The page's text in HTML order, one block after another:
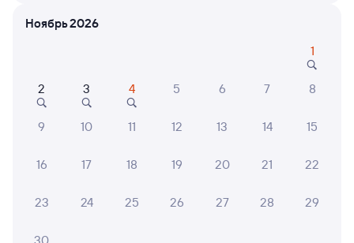
Отель Пирамида
2 ⁠859 ⁠₽
Отель Макхолл
Ноябрь 2026
1
2 3 4 5 6 7 8
9 10 11 12 13 14 15
16 17 18 19 20 21 22
23 24 25 26 27 28 29